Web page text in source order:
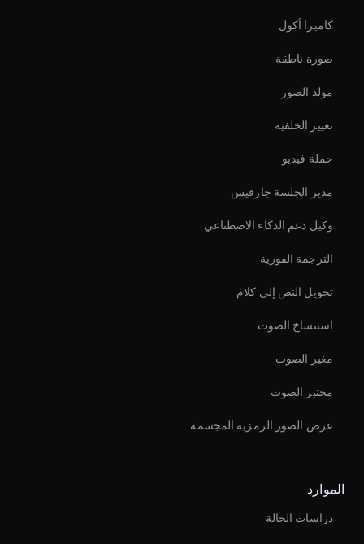
كاميرا أكول
صورة ناطقة
مولد الصور
تغيير الخلفية
حملة فيديو
مدير الجلسة جارفيس
وكيل دعم الذكاء الاصطناعي
الترجمة الفورية
تحويل النص إلى كلام
استنساخ الصوت
مغير الصوت
مختبر الصوت
عرض الصور الرمزية المجسمة
الموارد
دراسات الحالة